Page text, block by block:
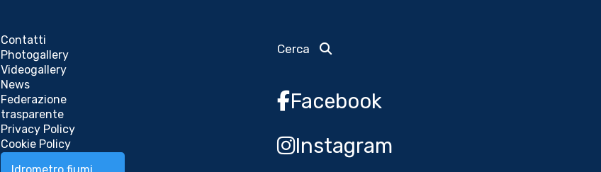
Contatti
Photogallery
Videogallery
News
Federazione
trasparente
Privacy Policy
Cookie Policy
Cerca
Facebook
Instagram